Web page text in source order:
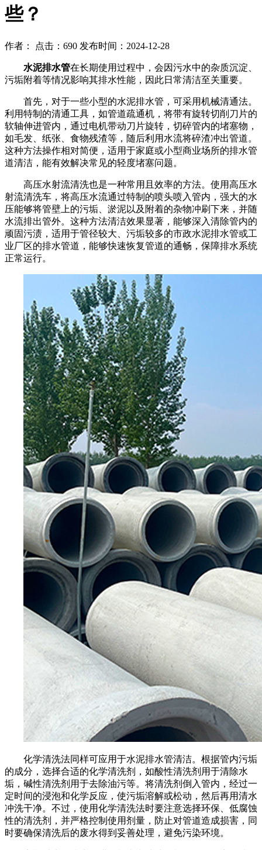
些？
作者： 点击：690 发布时间：2024-12-28
水泥排水管在长期使用过程中，会因污水中的杂质沉淀、
污垢附着等情况影响其排水性能，因此日常清洁至关重要。
首先，对于一些小型的水泥排水管，可采用机械清通法。
利用特制的清通工具，如管道疏通机，将带有旋转切削刀片的
软轴伸进管内，通过电机带动刀片旋转，切碎管内的堵塞物，
如毛发、纸张、食物残渣等，随后利用水流将碎渣冲出管道。
这种方法操作相对简便，适用于家庭或小型商业场所的排水管
道清洁，能有效解决常见的轻度堵塞问题。
高压水射流清洗也是一种常用且效率的方法。使用高压水
射流清洗车，将高压水流通过特制的喷头喷入管内，强大的水
压能够将管壁上的污垢、淤泥以及附着的杂物冲刷下来，并随
水流排出管外。这种方法清洁效果显著，能够深入清除管内的
顽固污渍，适用于管径较大、污垢较多的市政水泥排水管或工
业厂区的排水管道，能够快速恢复管道的通畅，保障排水系统
正常运行。
化学清洗法同样可应用于水泥排水管清洁。根据管内污垢
的成分，选择合适的化学清洗剂，如酸性清洗剂用于清除水
垢，碱性清洗剂用于去除油污等。将清洗剂倒入管内，经过一
定时间的浸泡和化学反应，使污垢溶解或松动，然后再用清水
冲洗干净。不过，使用化学清洗法时要注意选择环保、低腐蚀
性的清洗剂，并严格控制使用剂量，防止对管道造成损害，同
时要确保清洗后的废水得到妥善处理，避免污染环境。